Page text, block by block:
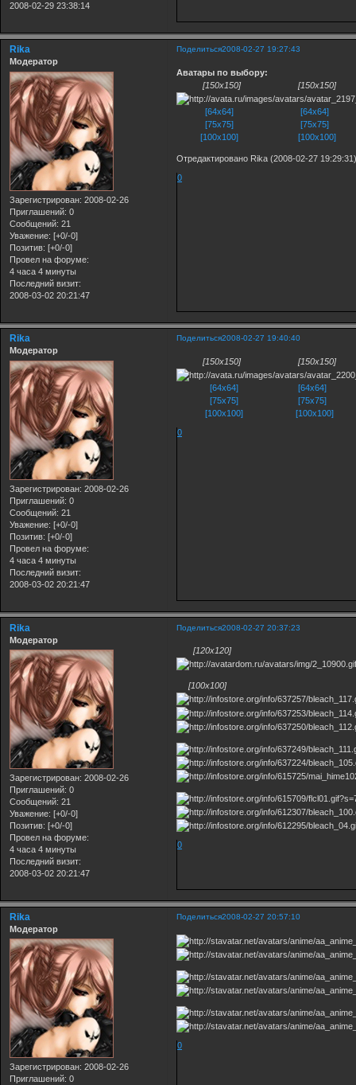
2008-02-29 23:38:14
Поделиться2008-02-27 19:27:43
Rika
Модератор
Зарегистрирован: 2008-02-26
Приглашений: 0
Сообщений: 21
Уважение: [+0/-0]
Позитив: [+0/-0]
Провел на форуме:
4 часа 4 минуты
Последний визит:
2008-03-02 20:21:47
Аватары по выбору:
[150x150]
[150x150]
[64x64]
[64x64]
[75x75]
[75x75]
[100x100]
[100x100]
Отредактировано Rika (2008-02-27
0
Поделиться2008-02-27 19:40:40
Rika
Модератор
Зарегистрирован: 2008-02-26
Приглашений: 0
Сообщений: 21
Уважение: [+0/-0]
Позитив: [+0/-0]
Провел на форуме:
4 часа 4 минуты
Последний визит:
2008-03-02 20:21:47
[150x150] [150x150]
[64x64]
[64x64]
[75x75]
[75x75]
[100x100]
[100x100]
0
Поделиться2008-02-27 20:37:23
Rika
Модератор
Зарегистрирован: 2008-02-26
Приглашений: 0
Сообщений: 21
Уважение: [+0/-0]
Позитив: [+0/-0]
Провел на форуме:
4 часа 4 минуты
Последний визит:
2008-03-02 20:21:47
[120x120]
[100x100]
0
Поделиться2008-02-27 20:57:10
Rika
Модератор
Зарегистрирован: 2008-02-26
Приглашений: 0
0